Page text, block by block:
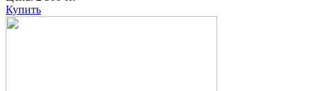
Купить